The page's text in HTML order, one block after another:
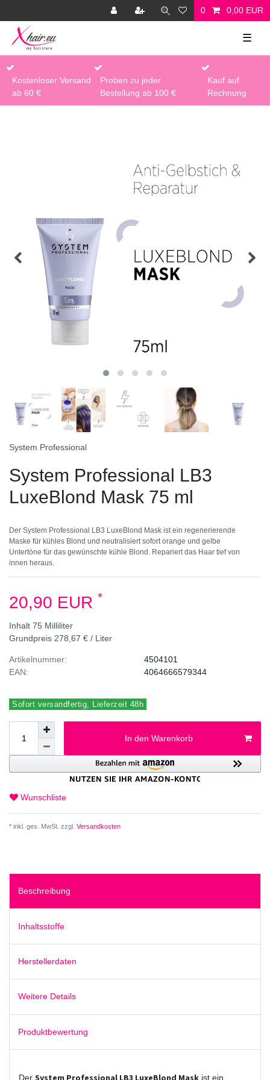
0 0,00 EUR
☰
Kostenloser Versand
ab 60 €
Proben zu jeder
Bestellung ab 100 €
Kauf auf
Rechnung
System Professional
System Professional LB3
LuxeBlond Mask 75 ml
Der System Professional LB3 LuxeBlond Mask ist ein regenerierende
Maske für kühles Blond und neutralisiert sofort orange und gelbe
Untertöne für das gewünschte kühle Blond. Repariert das Haar tief von
innen heraus.
20,90 EUR *
Inhalt 75 Milliliter
Grundpreis 278,67 € / Liter
Artikelnummer:
EAN:
4504101
4064666579344
Sofort versandfertig, Lieferzeit 48h
In den Warenkorb
Wunschliste
* inkl. ges. MwSt. zzgl. Versandkosten
Beschreibung
Inhaltsstoffe
Herstellerdaten
Weitere Details
Produktbewertung
Der ist ein